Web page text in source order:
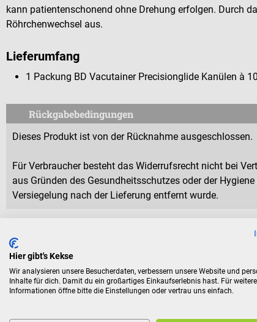
kann patientenschonend ohne Drehung erfolgen. Durch
Röhrchenwechsel aus.
Lieferumfang
1 Packung BD Vacutainer Precisionglide Kanülen à
Rückgabebedingungen
Dieses Produkt ist von der Rücknahme ausgeschlossen.
Für Verbraucher besteht das Widerrufsrecht nicht bei
aus Gründen des Gesundheitsschutzes oder der
Versiegelung nach der Lieferung entfernt wurde.
Zubehör
Hier gibt's Kekse
Wir analysieren unsere Besucherdaten, verbessern unsere Website und
Inhalte für dich. Damit du ein großartiges Einkaufserlebnis hast. Für weitere
Informationen öffne bitte die Einstellungen oder vertrau uns einfach.